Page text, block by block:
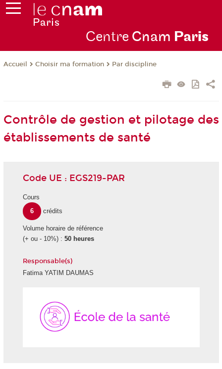
Centre Cnam Paris
Accueil Choisir ma formation Par discipline
Contrôle de gestion et pilotage des
établissements de santé
Code UE : EGS219-PAR
Cours
6
crédits
Volume horaire de référence
(+ ou - 10%) : 50 heures
Responsable(s)
Fatima YATIM DAUMAS